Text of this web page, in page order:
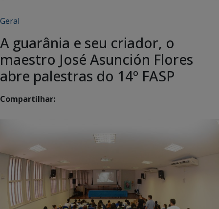
Geral
A guarânia e seu criador, o
maestro José Asunción Flores
abre palestras do 14º FASP
Compartilhar: